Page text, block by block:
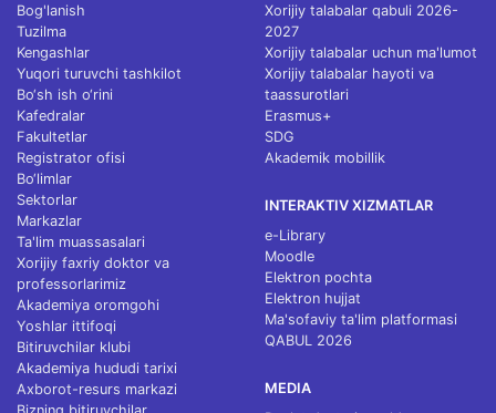
Bog'lanish
Tuzilma
Kengashlar
Yuqori turuvchi tashkilot
Bo‘sh ish o‘rini
Kafedralar
Fakultetlar
Registrator ofisi
Bo‘limlar
Sektorlar
Markazlar
Ta'lim muassasalari
Xorijiy faxriy doktor va
professorlarimiz
Akademiya oromgohi
Yoshlar ittifoqi
Bitiruvchilar klubi
Akademiya hududi tarixi
Axborot-resurs markazi
Xorijiy talabalar qabuli 2026-
2027
Xorijiy talabalar uchun ma'lumot
Xorijiy talabalar hayoti va
taassurotlari
Erasmus+
SDG
Akademik mobillik
INTERAKTIV XIZMATLAR
e-Library
Moodle
Elektron pochta
Elektron hujjat
Ma'sofaviy ta'lim platformasi
QABUL 2026
MEDIA